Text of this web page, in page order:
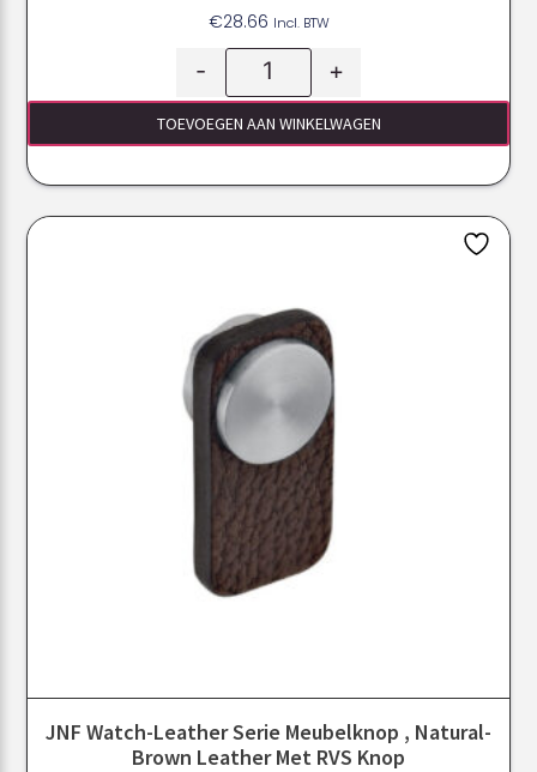
€28.66 Incl. BTW
- +
TOEVOEGEN AAN WINKELWAGEN
JNF Watch-Leather Serie Meubelknop , Natural-
Brown Leather Met RVS Knop